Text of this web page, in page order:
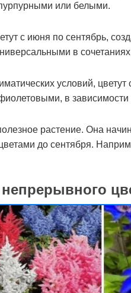
или белыми.
с июня по сентябрь,
в
условий,
в зависимости
растение. Она
до сентября.